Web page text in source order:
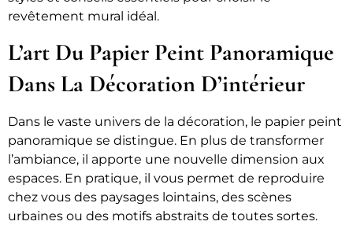
revêtement mural idéal.
L’art Du Papier Peint Panoramique
Dans La Décoration D’intérieur
Dans le vaste univers de la décoration, le papier peint
panoramique se distingue. En plus de transformer
l’ambiance, il apporte une nouvelle dimension aux
espaces. En pratique, il vous permet de reproduire
chez vous des paysages lointains, des scènes
urbaines ou des motifs abstraits de toutes sortes.